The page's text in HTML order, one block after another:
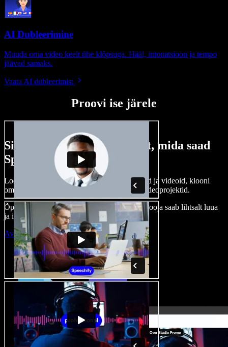
AI Dubleerimine
Muuda oma video keelt ühe klõpsuga. Hääl, intonatsioon ja tempo
jäävad samaks.
Vaata AI dubleerimist
Proovi ise järele
Siin on vaid väike osa sellest, mida saad
Speechify Studioga teha.
Loo voice-over’eid, kasuta tasuta pilte, helisid ja videoid, klooni
oma häält ja pane kokku terviklikud audio-videoprojektid.
Õppimiskõver puudub, kõik töötab veebis – looja saab lihtsalt luua
ja ideed kiiresti ellu viia.
Ava Studio